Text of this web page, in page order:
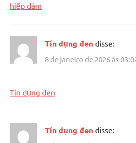
hiếp dâm
Tín dụng đen disse:
8 de janeiro de 2026 às
Tín dụng đen
Tín dụng đen disse: